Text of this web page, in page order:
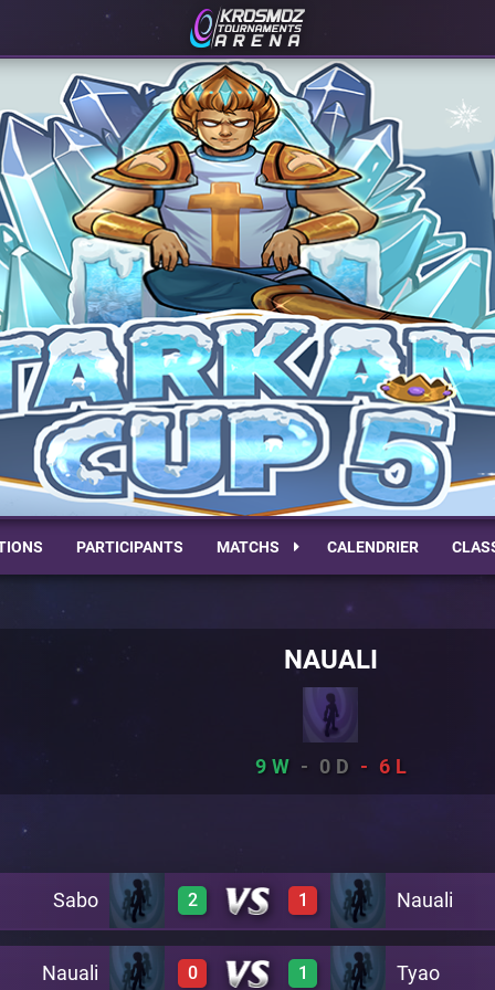
PARTICIPANTS MATCHS CALENDRIER
NAUALI
9 0 6
Sabo 2 Nauali
1
1 C26 0
Nauali 0 Tyao
1